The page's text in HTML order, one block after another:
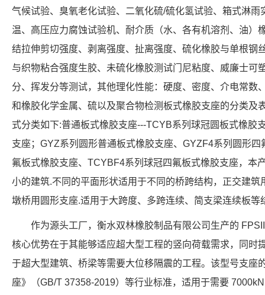
气候试验、臭氧老化试验、二氧化硫/硫化氢试验、箱式淋
温、高压应力腐蚀试验机、耐介质（水、各有机溶剂、油）
结拉伸剪切强度、剥离强度、扯离强度、硫化橡胶与单根钢
与织物粘合强度生胶、未硫化橡胶测试门尼粘度、威廉士可
分、挥发分等测试，其他理化性能：硬度、密度、介电常数
和橡胶化学金属、硫以及聚合物检测板式橡胶支座的分类及
式分类如下:普通板式橡胶支座---TCYB系列球冠圆板式橡胶
支座；GYZ系列圆形普通板式橡胶支座、GYZF4系列圆形
氟板式橡胶支座、TCYBF4系列球冠四氟板式橡胶支座，本
小的建筑.不同的平面形状适用于不同的桥跨结构，正交建
墩桥用圆形支座.适用于大跨度、多跨连续、简支梁连续板等
作为源头工厂，衡水双林橡胶制品有限公司生产的
核心优势在于其能够适应超大型工程的竖向荷载需求，同时
于超大型建筑、桥梁等需要大位移隔震的工程。该型号支座
座》（GB/T 37358-2019）等行业标准，适用于需要